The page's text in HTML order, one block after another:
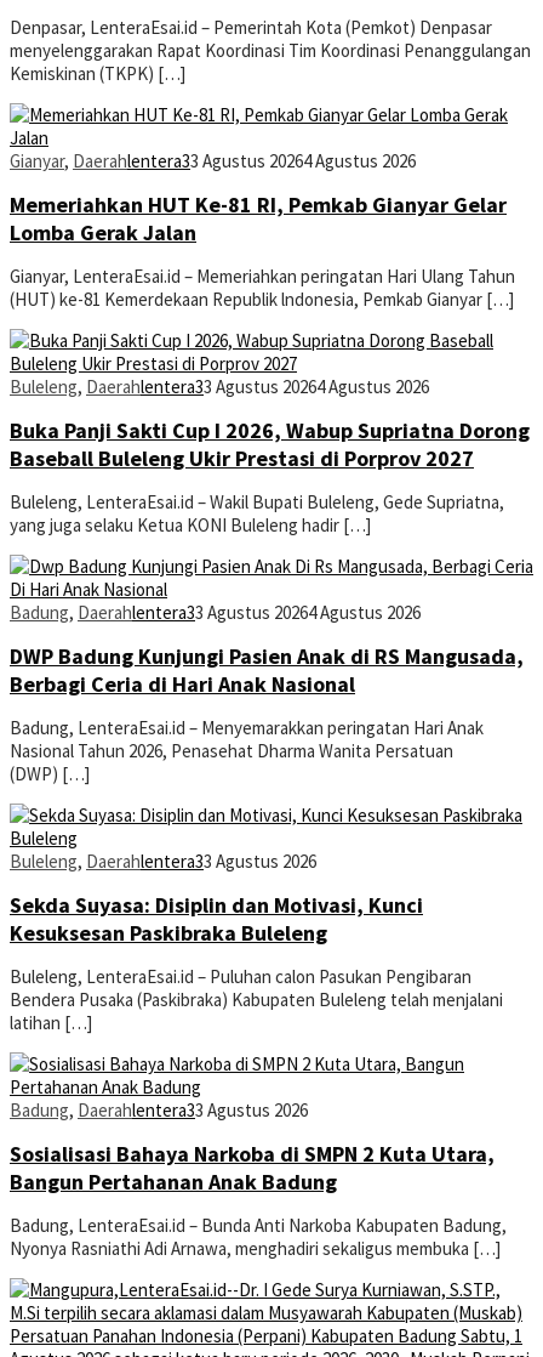
Denpasar, LenteraEsai.id – Pemerintah Kota (Pemkot) Denpasar
menyelenggarakan Rapat Koordinasi Tim Koordinasi Penanggulangan
Kemiskinan (TKPK) […]
Gianyar, Daerahlentera33 Agustus 20264 Agustus 2026
Memeriahkan HUT Ke-81 RI, Pemkab Gianyar Gelar
Lomba Gerak Jalan
Gianyar, LenteraEsai.id – Memeriahkan peringatan Hari Ulang Tahun
(HUT) ke-81 Kemerdekaan Republik lndonesia, Pemkab Gianyar […]
Buleleng, Daerahlentera33 Agustus 20264 Agustus 2026
Buka Panji Sakti Cup I 2026, Wabup Supriatna Dorong
Baseball Buleleng Ukir Prestasi di Porprov 2027
Buleleng, LenteraEsai.id – Wakil Bupati Buleleng, Gede Supriatna,
yang juga selaku Ketua KONI Buleleng hadir […]
Badung, Daerahlentera33 Agustus 20264 Agustus 2026
DWP Badung Kunjungi Pasien Anak di RS Mangusada,
Berbagi Ceria di Hari Anak Nasional
Badung, LenteraEsai.id – Menyemarakkan peringatan Hari Anak
Nasional Tahun 2026, Penasehat Dharma Wanita Persatuan
(DWP) […]
Buleleng, Daerahlentera33 Agustus 2026
Sekda Suyasa: Disiplin dan Motivasi, Kunci
Kesuksesan Paskibraka Buleleng
Buleleng, LenteraEsai.id – Puluhan calon Pasukan Pengibaran
Bendera Pusaka (Paskibraka) Kabupaten Buleleng telah menjalani
latihan […]
Badung, Daerahlentera33 Agustus 2026
Sosialisasi Bahaya Narkoba di SMPN 2 Kuta Utara,
Bangun Pertahanan Anak Badung
Badung, LenteraEsai.id – Bunda Anti Narkoba Kabupaten Badung,
Nyonya Rasniathi Adi Arnawa, menghadiri sekaligus membuka […]